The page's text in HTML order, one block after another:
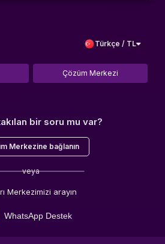
Türkçe / TL
Çözüm Merkezi
bir soru mu var?
Merkezine bağlanın
veya
Merkezimizi arayın
WhatsApp Destek